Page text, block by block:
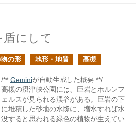
にして
の形 地形・地質 高槻
/** Geminiが自動生成した概要 **/
高槻の摂津峡公園には、巨岩とホルンフ
ェルスが見られる渓谷がある。巨岩の下
に堆積した砂地の水際に、増水すれば水
没すると思われる緑色の植物が生えてい